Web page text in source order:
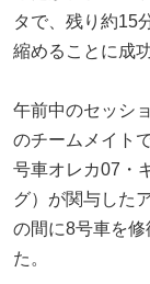
タで、残り約15
縮めることに成
午前中のセッシ
のチームメイト
号車オレカ07・
グ）が関与した
の間に8号車を
た。